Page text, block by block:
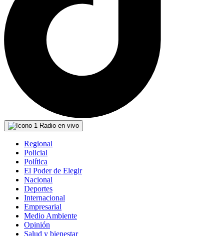
Radio en vivo
Regional
Policial
Política
El Poder de Elegir
Nacional
Deportes
Internacional
Empresarial
Medio Ambiente
Opinión
Salud y bienestar